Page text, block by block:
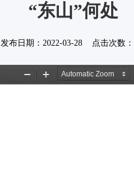
“东山”何处
发布日期： 2022-03-28 点击次数：